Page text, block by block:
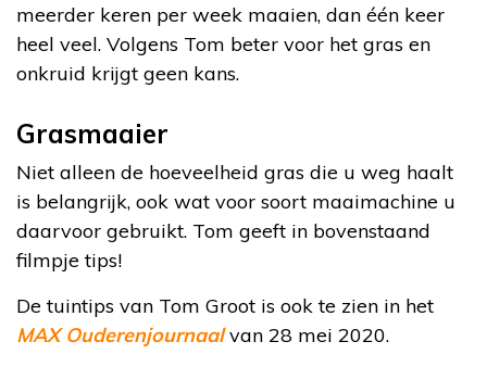
meerder keren per week maaien, dan één keer
heel veel. Volgens Tom beter voor het gras en
onkruid krijgt geen kans.
Grasmaaier
Niet alleen de hoeveelheid gras die u weg haalt
is belangrijk, ook wat voor soort maaimachine u
daarvoor gebruikt. Tom geeft in bovenstaand
filmpje tips!
De tuintips van Tom Groot is ook te zien in het
MAX Ouderenjournaalvan 28 mei 2020.